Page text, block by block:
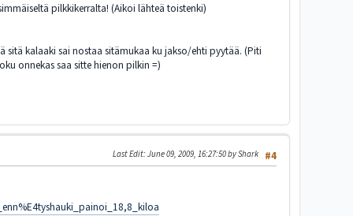
pilkkikerralta! (Aikoi lähteä toistenki)
kalaaki sai nostaa sitämukaa ku jakso/ehti pyytää. (Piti
onnekas saa sitte hienon pilkin =)
#4
Last Edit: June 09, 2009, 16:27:50 by Shark